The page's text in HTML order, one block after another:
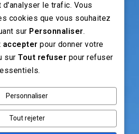
guide pour recruteurs
moto
le trafic. Vous
cookies que vous souhaitez
sur Personnaliser.
accepter pour donner votre
sur Tout refuser pour refuser
Personnaliser
Tout rejeter